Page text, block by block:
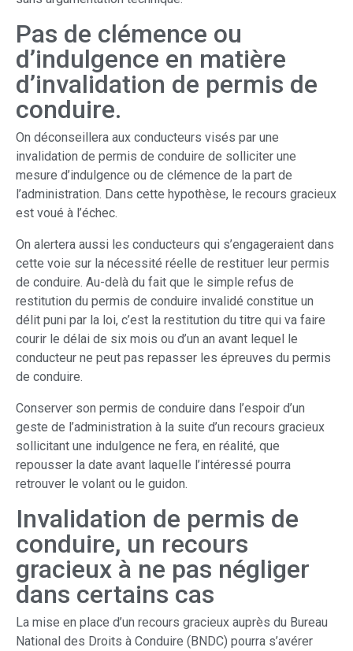
Pas de clémence ou
d’indulgence en matière
d’invalidation de permis de
conduire.
On déconseillera aux conducteurs visés par une
invalidation de permis de conduire de solliciter une
mesure d’indulgence ou de clémence de la part de
l’administration. Dans cette hypothèse, le recours gracieux
est voué à l’échec.
On alertera aussi les conducteurs qui s’engageraient dans
cette voie sur la nécessité réelle de restituer leur permis
de conduire. Au-delà du fait que le simple refus de
restitution du permis de conduire invalidé constitue un
délit puni par la loi, c’est la restitution du titre qui va faire
courir le délai de six mois ou d’un an avant lequel le
conducteur ne peut pas repasser les épreuves du permis
de conduire.
Conserver son permis de conduire dans l’espoir d’un
geste de l’administration à la suite d’un recours gracieux
sollicitant une indulgence ne fera, en réalité, que
repousser la date avant laquelle l’intéressé pourra
retrouver le volant ou le guidon.
Invalidation de permis de
conduire, un recours
gracieux à ne pas négliger
dans certains cas
La mise en place d’un recours gracieux auprès du Bureau
National des Droits à Conduire (BNDC) pourra s’avérer